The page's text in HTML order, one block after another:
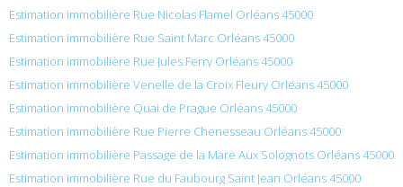
Estimation immobilière Rue Nicolas Flamel Orléans 45000
Estimation immobilière Rue Saint Marc Orléans 45000
Estimation immobilière Rue Jules Ferry Orléans 45000
Estimation immobilière Venelle de la Croix Fleury Orléans 45000
Estimation immobilière Quai de Prague Orléans 45000
Estimation immobilière Rue Pierre Chenesseau Orléans 45000
Estimation immobilière Passage de la Mare Aux Solognots Orléans 45000
Estimation immobilière Rue du Faubourg Saint Jean Orléans 45000